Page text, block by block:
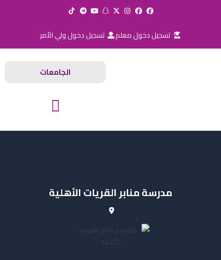
تسجيل دخول معلم تسجيل دخول ولي الأمر
الجامعات
مدرسة منابر القريات الأهلية